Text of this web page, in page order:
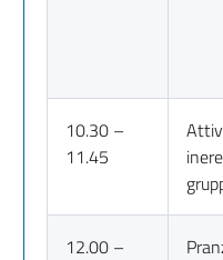
10.30 –
11.45
12.00 –